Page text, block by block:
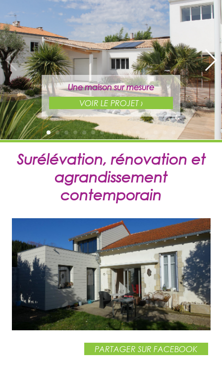
Une maison sur mesure
VOIR LE PROJET ›
Une maison sur mesure
Surélévation, rénovation et
agrandissement
contemporain
PARTAGER SUR FACEBOOK